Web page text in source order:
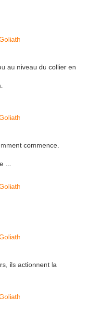
au niveau du collier en
commence.
...
ils actionnent la